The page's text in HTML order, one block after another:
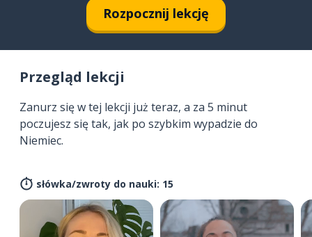
Rozpocznij lekcję
Przegląd lekcji
Zanurz się w tej lekcji już teraz, a za 5 minut
poczujesz się tak, jak po szybkim wypadzie do
Niemiec.
słówka/zwroty do nauki: 15